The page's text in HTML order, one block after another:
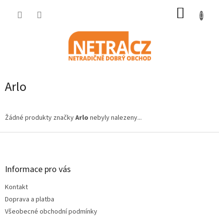
Arlo
Žádné produkty značkyArlo nebyly nalezeny...
Z
Informace pro vás
Kontakt
Doprava a platba
Všeobecné obchodní podmínky